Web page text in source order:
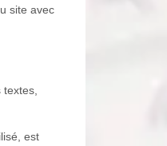
site avec
est